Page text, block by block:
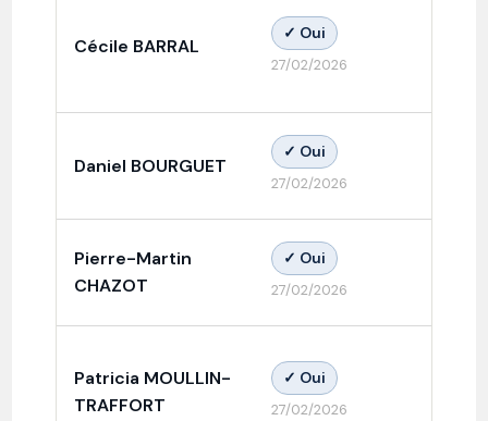
Cécile BARRAL
✓ Oui
27/02/2026
Daniel BOURGUET
✓ Oui
27/02/2026
Pierre-Martin
CHAZOT
✓ Oui
27/02/2026
Patricia MOULLIN-
TRAFFORT
✓ Oui
27/02/2026